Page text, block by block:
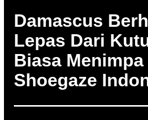
Damascus
Lepas Dari
Biasa
Shoegaze